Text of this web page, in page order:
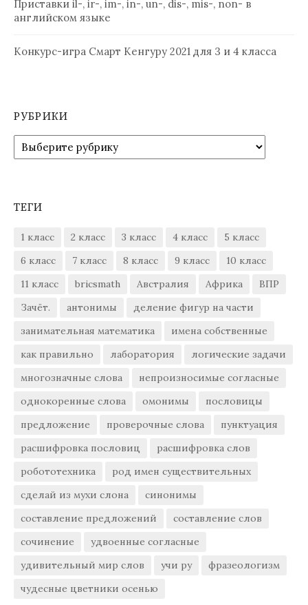
Приставки il-, ir-, im-, in-, un-, dis-, mis-, non- в
английском языке
Конкурс-игра Смарт Кенгуру 2021 для 3 и 4 класса
РУБРИКИ
Рубрики
ТЕГИ
1 класс 2 класс 3 класс 4 класс
5 класс
6 класс
7 класс 8 класс 9 класс
10 класс
11 класс
bricsmath Австралия Африка
ВПР
Зачёт.
антонимы
деление фигур на части
занимательная математика
имена собственные
как правильно
лаборатория
логические задачи
многозначные слова
непроизносимые согласные
однокоренные слова
омонимы
пословицы
предложение
проверочные слова
пунктуация
расшифровка пословиц
расшифровка слов
робототехника
род имен существительных
сделай из мухи слона
синонимы
составление предложений
составление слов
сочинение
удвоенные согласные
удивительный мир слов
учи ру
фразеологизм
чудесные цветники осенью